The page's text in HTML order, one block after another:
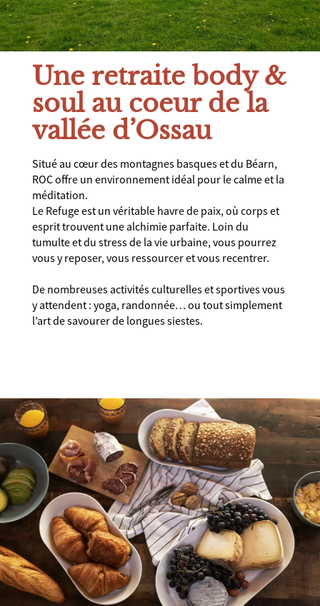
Une retraite body &
soul au coeur de la
vallée d’Ossau
Situé au cœur des montagnes basques et du Béarn,
ROC offre un environnement idéal pour le calme et la
méditation.
Le Refuge est un véritable havre de paix, où corps et
esprit trouvent une alchimie parfaite. Loin du
tumulte et du stress de la vie urbaine, vous pourrez
vous y reposer, vous ressourcer et vous recentrer.
De nombreuses activités culturelles et sportives vous
y attendent : yoga, randonnée… ou tout simplement
l’art de savourer de longues siestes.